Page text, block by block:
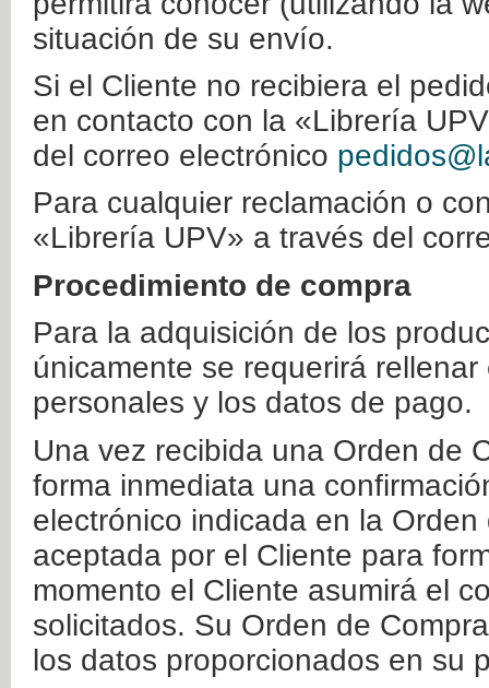
situación de su envío.
Si el Cliente no recibiera el
en contacto con la «Librería
del correo electrónico
Para cualquier reclamación o
«Librería UPV» a través del
Procedimiento de compra
Para la adquisición de los
únicamente se requerirá
personales y los datos de pago.
Una vez recibida una Orden de
forma inmediata una
electrónico indicada en la
aceptada por el Cliente para
momento el Cliente asumirá el
solicitados. Su Orden de
los datos proporcionados en su